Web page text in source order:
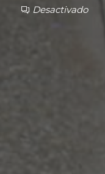
Desactivado